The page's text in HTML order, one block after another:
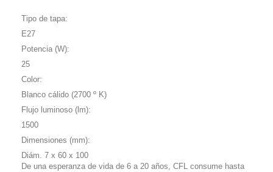
Tipo de tapa:
E27
Potencia (W):
25
Color:
Blanco cálido (2700 º K)
Flujo luminoso (lm):
1500
Dimensiones (mm):
Diám. 7 x 60 x 100
De una esperanza de vida de 6 a 20 años, CFL consume hasta